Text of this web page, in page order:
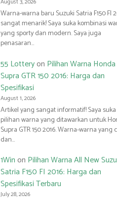
Warna-warna baru Suzuki Satria F150 FI
sangat menarik! Saya suka kombinasi
yang sporty dan modern. Saya juga
penasaran…
55 Lotteryon Pilihan Warna Honda
Supra GTR 150 2016: Harga dan
Spesifikasi
August 1, 2026
Artikel yang sangat informatif! Saya suka
pilihan warna yang ditawarkan untuk
Supra GTR 150 2016. Warna-warna yang
dan…
1Winon Pilihan Warna All New
Satria F150 FI 2016: Harga dan
Spesifikasi Terbaru
July 28, 2026